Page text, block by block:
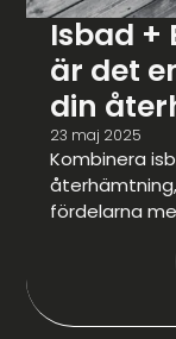
Isbad +
är det
din
23 maj 2025
Kombinera
fördelarna